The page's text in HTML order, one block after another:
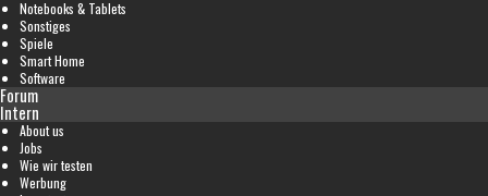
Notebooks & Tablets
Sonstiges
Spiele
Smart Home
Software
Forum
Intern
About us
Jobs
Wie wir testen
Werbung